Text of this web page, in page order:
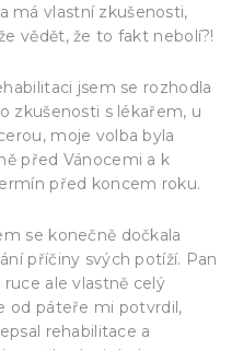
má vlastní zkušenosti,
vědět, že to fakt nebolí?!
jsem se rozhodla
zkušenosti s lékařem, u
moje volba byla
před Vánocemi a k
před koncem roku.
se konečně dočkala
příčiny svých potíží. Pan
ale vlastně celý
od páteře mi potvrdil,
rehabilitace a